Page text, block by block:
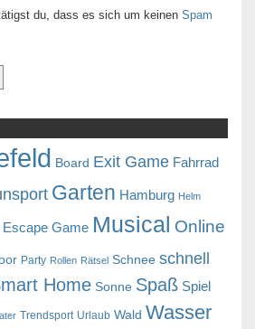
du, dass es sich um keinen Spam
Board Exit Game Fahrrad
Garten Hamburg Helm
Escape Game Musical Online
Party Rollen Rätsel Schnee schnell
Home Sonne Spaß Spiel
Trendsport Urlaub Wald Wasser